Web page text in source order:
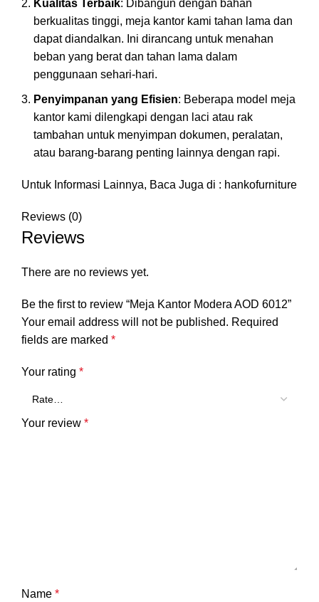
Kualitas Terbaik: Dibangun dengan bahan
berkualitas tinggi, meja kantor kami tahan lama dan
dapat diandalkan. Ini dirancang untuk menahan
beban yang berat dan tahan lama dalam
penggunaan sehari-hari.
Penyimpanan yang Efisien: Beberapa model meja
kantor kami dilengkapi dengan laci atau rak
tambahan untuk menyimpan dokumen, peralatan,
atau barang-barang penting lainnya dengan rapi.
Untuk Informasi Lainnya, Baca Juga di : hankofurniture
Reviews (0)
Reviews
There are no reviews yet.
Be the first to review “Meja Kantor Modera AOD 6012”
Your email address will not be published. Required
fields are marked *
Your rating *
Your review *
Name *